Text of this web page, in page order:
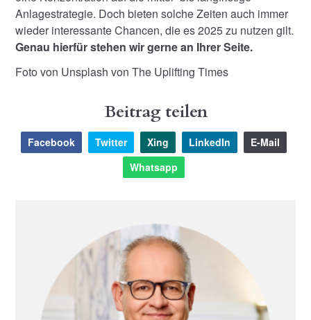
Anlagestrategie. Doch bieten solche Zeiten auch immer
wieder interessante Chancen, die es 2025 zu nutzen gilt.
Genau hierfür stehen wir gerne an Ihrer Seite.
Foto von Unsplash von The Uplifting Times
Beitrag teilen
Facebook Twitter Xing LinkedIn
E-Mail
Whatsapp